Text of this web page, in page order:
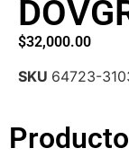
$32,000.00
SKU 64723-